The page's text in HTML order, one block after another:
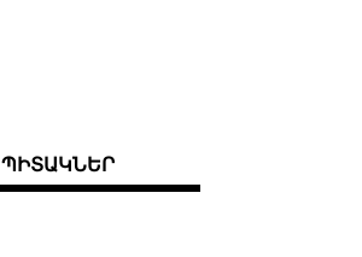
ՊԻՏԱԿՆԵՐ